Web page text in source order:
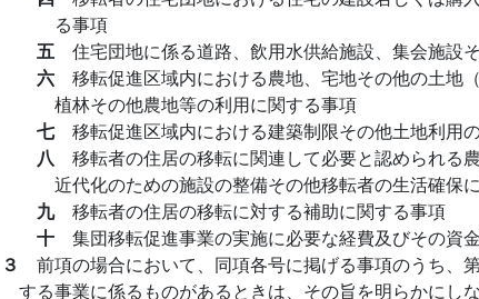
る事項
五 住宅団地に係る道路、飲用水供給施設、集会施設
六 移転促進区域内における農地、宅地その他の土地
植林その他農地等の利用に関する事項
七 移転促進区域内における建築制限その他土地利用
八 移転者の住居の移転に関連して必要と認められる
近代化のための施設の整備その他移転者の生活確保
九 移転者の住居の移転に対する補助に関する事項
十 集団移転促進事業の実施に必要な経費及びその資
３ 前項の場合において、同項各号に掲げる事項のうち、
する事業に係るものがあるときは、その旨を明らかにし